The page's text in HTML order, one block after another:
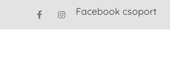
Facebook csoport